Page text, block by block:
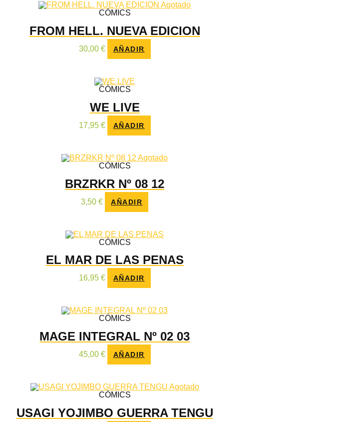
Agotado
CÓMICS
FROM HELL. NUEVA EDICION
30,00 € AÑADIR
CÓMICS
WE LIVE
17,95 € AÑADIR
Agotado
CÓMICS
BRZRKR Nº 08 12
3,50€ AÑADIR
CÓMICS
EL MAR DE LAS PENAS
16,95 € AÑADIR
CÓMICS
MAGE INTEGRAL Nº 02 03
45,00 € AÑADIR
Agotado
CÓMICS
USAGI YOJIMBO GUERRA TENGU